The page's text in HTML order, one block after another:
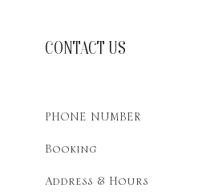
CONTACT US
PHONE NUMBER
Booking
Address & Hours